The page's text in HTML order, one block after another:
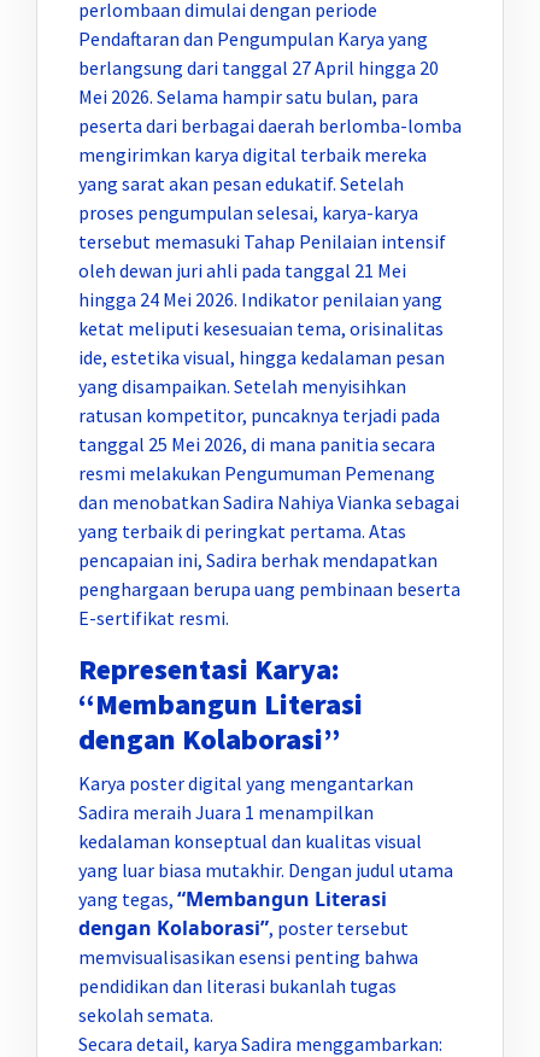
perlombaan dimulai dengan periode
Pendaftaran dan Pengumpulan Karya yang
berlangsung dari tanggal 27 April hingga 20
Mei 2026. Selama hampir satu bulan, para
peserta dari berbagai daerah berlomba-lomba
mengirimkan karya digital terbaik mereka
yang sarat akan pesan edukatif. Setelah
proses pengumpulan selesai, karya-karya
tersebut memasuki Tahap Penilaian intensif
oleh dewan juri ahli pada tanggal 21 Mei
hingga 24 Mei 2026. Indikator penilaian yang
ketat meliputi kesesuaian tema, orisinalitas
ide, estetika visual, hingga kedalaman pesan
yang disampaikan. Setelah menyisihkan
ratusan kompetitor, puncaknya terjadi pada
tanggal 25 Mei 2026, di mana panitia secara
resmi melakukan Pengumuman Pemenang
dan menobatkan Sadira Nahiya Vianka sebagai
yang terbaik di peringkat pertama. Atas
pencapaian ini, Sadira berhak mendapatkan
penghargaan berupa uang pembinaan beserta
E-sertifikat resmi.
Representasi Karya:
“Membangun Literasi
dengan Kolaborasi”
Karya poster digital yang mengantarkan
Sadira meraih Juara 1 menampilkan
kedalaman konseptual dan kualitas visual
yang luar biasa mutakhir. Dengan judul utama
yang tegas, “Membangun Literasi
dengan Kolaborasi”, poster tersebut
memvisualisasikan esensi penting bahwa
pendidikan dan literasi bukanlah tugas
sekolah semata.
Secara detail, karya Sadira menggambarkan: